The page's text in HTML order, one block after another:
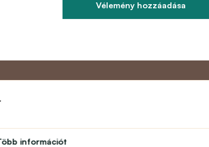
információt
Vélemény hozzáadása